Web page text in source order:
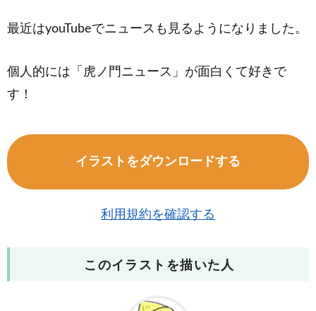
最近はyouTubeでニュースも見るようになりました。
個人的には「虎ノ門ニュース」が面白くて好きで
す！
イラストをダウンロードする
利用規約を確認する
このイラストを描いた人